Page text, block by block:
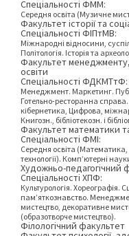
Спеціальності ФММ:
Середня освіта (Музичне
Факультет історії та
Спеціальності ФІПтМВ:
Міжнародні відносини,
Політологія. Історія та
Факультет менеджменту,
освіти
Спеціальності ФДКМТтФ:
Менеджмент. Маркетинг.
Готельно-ресторанна справа.
кібернетика, Цифрова,
Книгозн., бібліотекозн. і
Факультет математики
Спеціальності ФМІ:
Середня освіта
технології). Комп’ютерні
Художньо-педагогічний
Спеціальності ХПФ:
Культурологія. Хореографія.
пам’яткознавство.
мистецтво, декоративне
(образотворче мистецтво).
Філологічний факультет